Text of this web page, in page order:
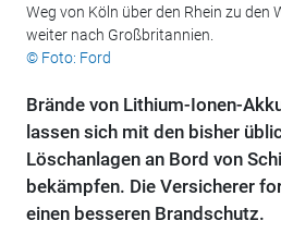
Weg von Köln über den Rhein zu den
weiter nach Großbritannien.
© Foto: Ford
Brände von Lithium-Ionen-
lassen sich mit den bisher
Löschanlagen an Bord von
bekämpfen. Die Versicherer
einen besseren Brandschutz.